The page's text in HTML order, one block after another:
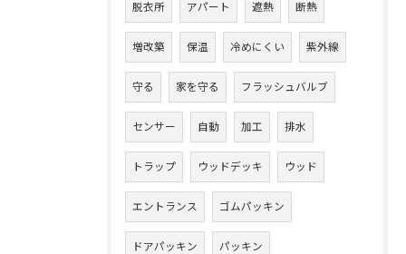
脱衣所 アパート 遮熱 断熱
増改築 保温 冷めにくい 紫外線
守る 家を守る フラッシュバルブ
センサー 自動 加工 排水
トラップ ウッドデッキ ウッド
エントランス ゴムパッキン
ドアパッキン パッキン